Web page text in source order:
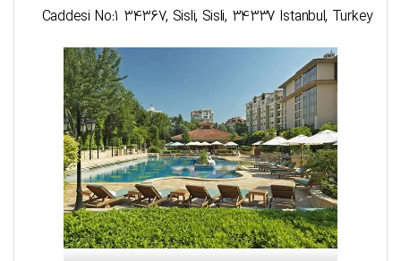
Caddesi No:1 34367, Sisli, Sisli, 34337 Istanbul, Turkey